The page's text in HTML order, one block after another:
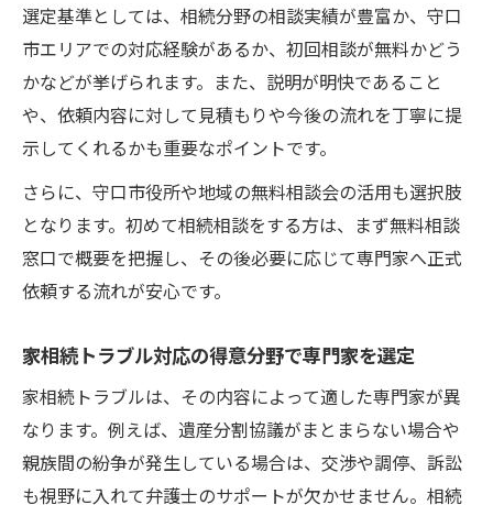
選定基準としては、相続分野の相談実績が豊富か、守口
市エリアでの対応経験があるか、初回相談が無料かどう
かなどが挙げられます。また、説明が明快であること
や、依頼内容に対して見積もりや今後の流れを丁寧に提
示してくれるかも重要なポイントです。
さらに、守口市役所や地域の無料相談会の活用も選択肢
となります。初めて相続相談をする方は、まず無料相談
窓口で概要を把握し、その後必要に応じて専門家へ正式
依頼する流れが安心です。
家相続トラブル対応の得意分野で専門家を選定
家相続トラブルは、その内容によって適した専門家が異
なります。例えば、遺産分割協議がまとまらない場合や
親族間の紛争が発生している場合は、交渉や調停、訴訟
も視野に入れて弁護士のサポートが欠かせません。相続